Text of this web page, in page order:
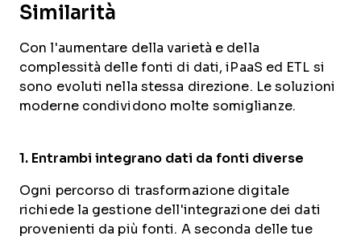
Similarità
Con l'aumentare della varietà e della
complessità delle fonti di dati, iPaaS ed ETL si
sono evoluti nella stessa direzione. Le soluzioni
moderne condividono molte somiglianze.
1. Entrambi integrano dati da fonti diverse
Ogni percorso di trasformazione digitale
richiede la gestione dell'integrazione dei dati
provenienti da più fonti. A seconda delle tue